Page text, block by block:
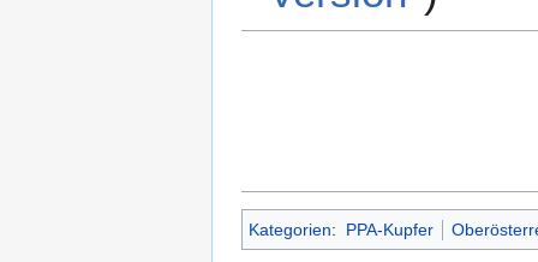
Kategorien: PPA-Kupfer